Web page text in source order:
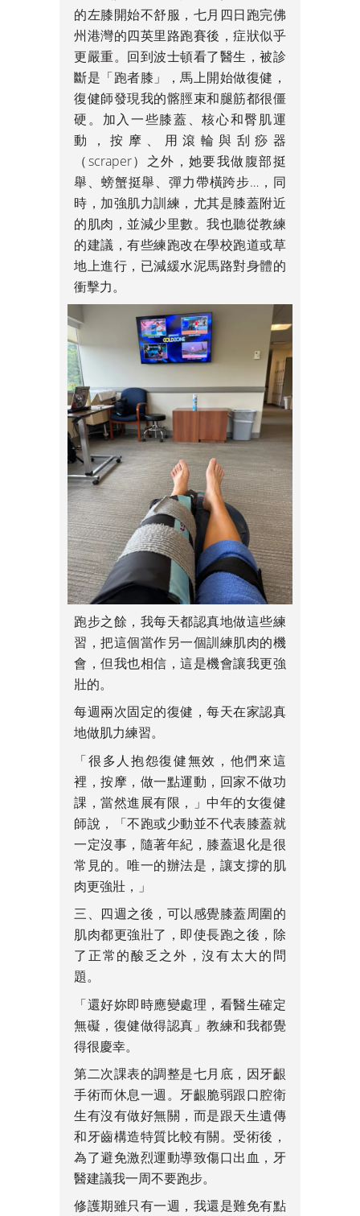
的左膝開始不舒服，七月四日跑完佛
州港灣的四英里路跑賽後，症狀似乎
更嚴重。回到波士頓看了醫生，被診
斷是「跑者膝」，馬上開始做復健，
復健師發現我的髂脛束和腿筋都很僵
硬。加入一些膝蓋、核心和臀肌運
動，按摩、用滾輪與刮痧器
（scraper）之外，她要我做腹部挺
舉、螃蟹挺舉、彈力帶橫跨步…，同
時，加強肌力訓練，尤其是膝蓋附近
的肌肉，並減少里數。我也聽從教練
的建議，有些練跑改在學校跑道或草
地上進行，已減緩水泥馬路對身體的
衝擊力。
跑步之餘，我每天都認真地做這些練
習，把這個當作另一個訓練肌肉的機
會，但我也相信，這是機會讓我更強
壯的。
每週兩次固定的復健，每天在家認真
地做肌力練習。
「很多人抱怨復健無效，他們來這
裡，按摩，做一點運動，回家不做功
課，當然進展有限，」中年的女復健
師說，「不跑或少動並不代表膝蓋就
一定沒事，隨著年紀，膝蓋退化是很
常見的。唯一的辦法是，讓支撐的肌
肉更強壯，」
三、四週之後，可以感覺膝蓋周圍的
肌肉都更強壯了，即使長跑之後，除
了正常的酸乏之外，沒有太大的問
題。
「還好妳即時應變處理，看醫生確定
無礙，復健做得認真」教練和我都覺
得很慶幸。
第二次課表的調整是七月底，因牙齦
手術而休息一週。牙齦脆弱跟口腔衛
生有沒有做好無關，而是跟天生遺傳
和牙齒構造特質比較有關。受術後，
為了避免激烈運動導致傷口出血，牙
醫建議我一周不要跑步。
修護期雖只有一週，我還是難免有點